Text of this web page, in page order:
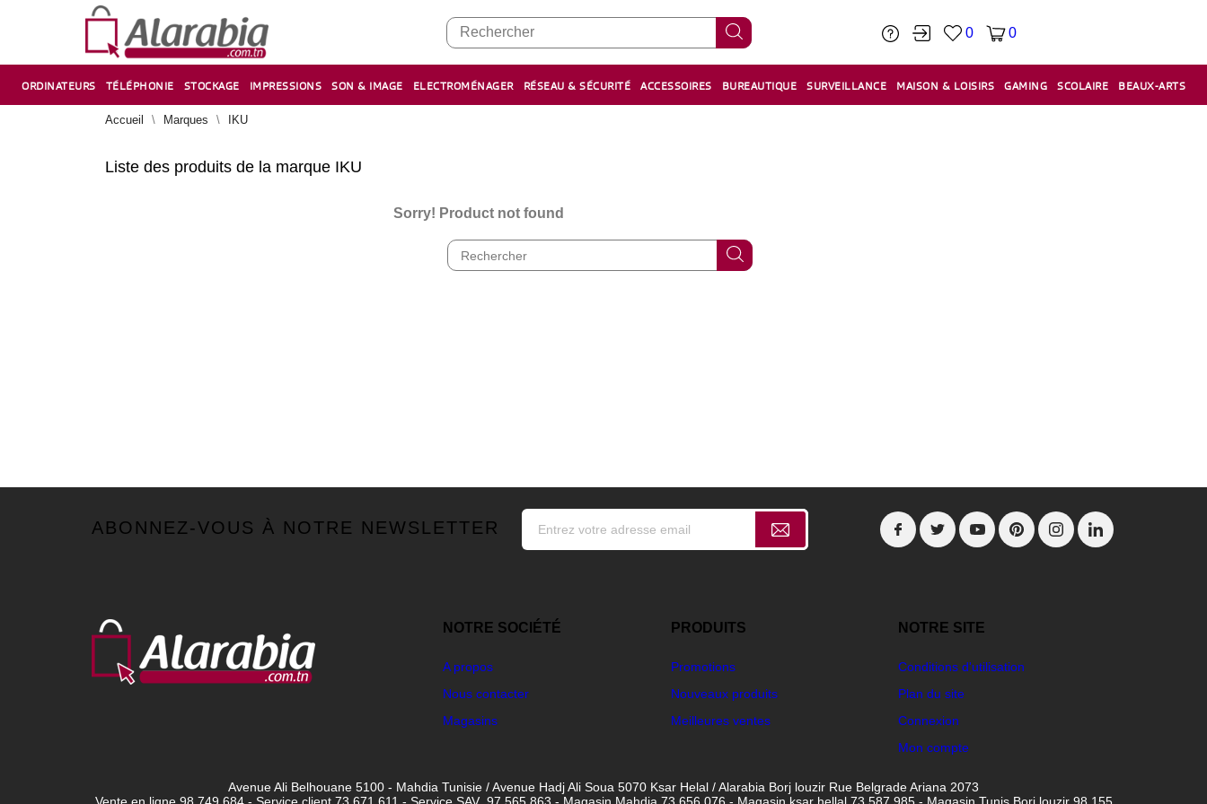
0 0
ORDINATEURS TÉLÉPHONIE STOCKAGE IMPRESSIONS SON & IMAGE ELECTROMÉNAGER RÉSEAU & SÉCURITÉ ACCESSOIRES BUREAUTIQUE SURVEILLANCE MAISON & LOISIRS GAMING SCOLAIRE BEAUX-ARTS
Accueil Marques IKU
Liste des produits de la marque IKU
Sorry! Product not found
ABONNEZ-VOUS À NOTRE NEWSLETTER
NOTRE SOCIÉTÉ
A propos
Nous contacter
Magasins
PRODUITS
Promotions
Nouveaux produits
Meilleures ventes
NOTRE SITE
Conditions d'utilisation
Plan du site
Connexion
Mon compte
Avenue Ali Belhouane 5100 - Mahdia Tunisie / Avenue Hadj Ali Soua 5070 Ksar Helal / Alarabia Borj louzir Rue Belgrade Ariana 2073